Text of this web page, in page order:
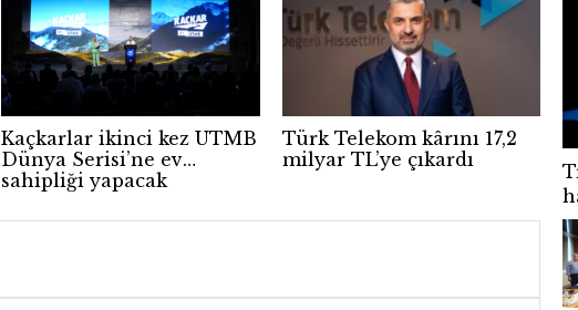
Kaçkarlar ikinci kez UTMB
Dünya Serisi’ne ev
sahipliği yapacak
Türk Telekom kârını 17,2
milyar TL’ye çıkardı